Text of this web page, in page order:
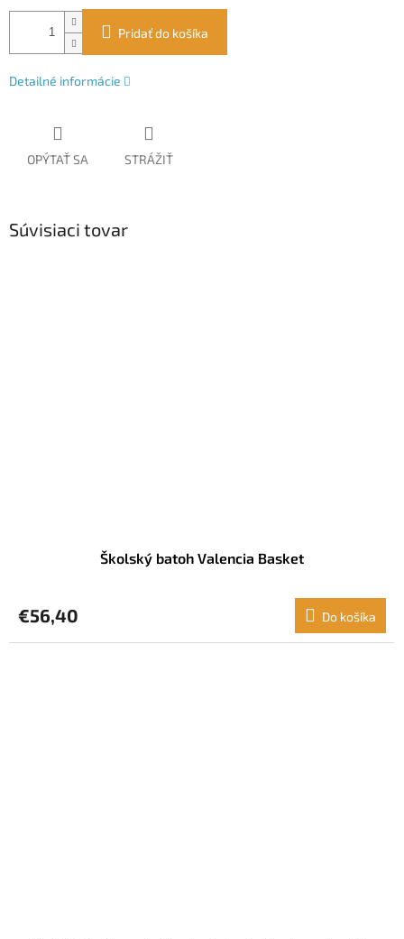
cena:
Pridať do košíka
Detailné informácie
OPÝTAŤ SA STRÁŽIŤ
Súvisiaci tovar
Školský batoh Valencia Basket
€56,40 Do košíka